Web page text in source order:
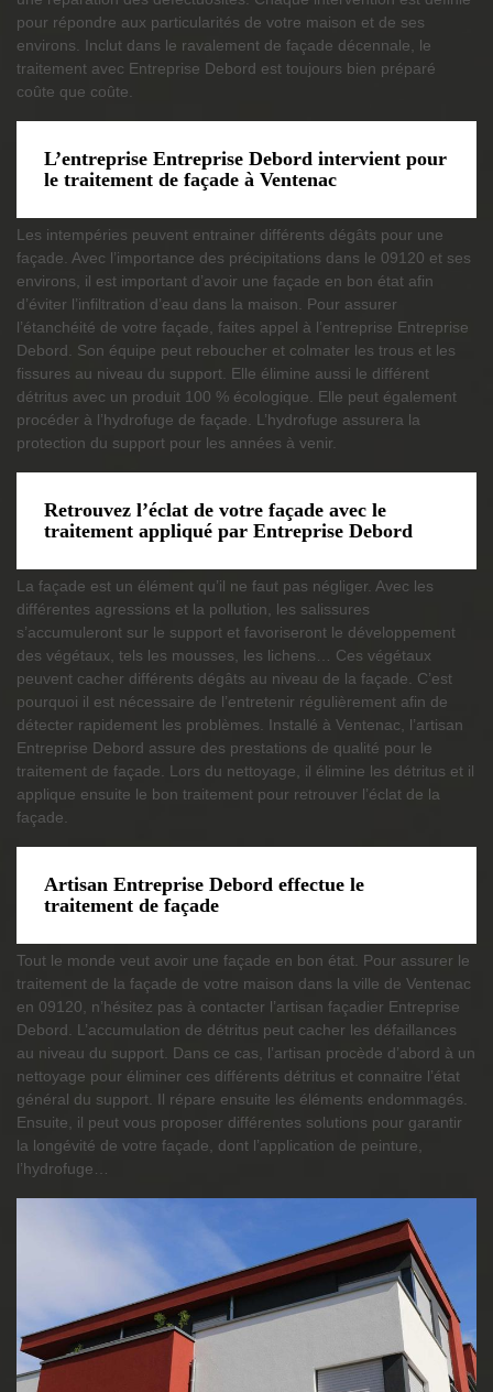
pour répondre aux particularités de votre maison et de ses
environs. Inclut dans le ravalement de façade décennale, le
traitement avec Entreprise Debord est toujours bien préparé
coûte que coûte.
L’entreprise Entreprise Debord intervient pour
le traitement de façade à Ventenac
Les intempéries peuvent entrainer différents dégâts pour une
façade. Avec l’importance des précipitations dans le 09120 et ses
environs, il est important d’avoir une façade en bon état afin
d’éviter l’infiltration d’eau dans la maison. Pour assurer
l’étanchéité de votre façade, faites appel à l’entreprise Entreprise
Debord. Son équipe peut reboucher et colmater les trous et les
fissures au niveau du support. Elle élimine aussi le différent
détritus avec un produit 100 % écologique. Elle peut également
procéder à l’hydrofuge de façade. L’hydrofuge assurera la
protection du support pour les années à venir.
Retrouvez l’éclat de votre façade avec le
traitement appliqué par Entreprise Debord
La façade est un élément qu’il ne faut pas négliger. Avec les
différentes agressions et la pollution, les salissures
s’accumuleront sur le support et favoriseront le développement
des végétaux, tels les mousses, les lichens… Ces végétaux
peuvent cacher différents dégâts au niveau de la façade. C’est
pourquoi il est nécessaire de l’entretenir régulièrement afin de
détecter rapidement les problèmes. Installé à Ventenac, l’artisan
Entreprise Debord assure des prestations de qualité pour le
traitement de façade. Lors du nettoyage, il élimine les détritus et il
applique ensuite le bon traitement pour retrouver l’éclat de la
façade.
Artisan Entreprise Debord effectue le
traitement de façade
Tout le monde veut avoir une façade en bon état. Pour assurer le
traitement de la façade de votre maison dans la ville de Ventenac
en 09120, n’hésitez pas à contacter l’artisan façadier Entreprise
Debord. L’accumulation de détritus peut cacher les défaillances
au niveau du support. Dans ce cas, l’artisan procède d’abord à un
nettoyage pour éliminer ces différents détritus et connaitre l’état
général du support. Il répare ensuite les éléments endommagés.
Ensuite, il peut vous proposer différentes solutions pour garantir
la longévité de votre façade, dont l’application de peinture,
l’hydrofuge…